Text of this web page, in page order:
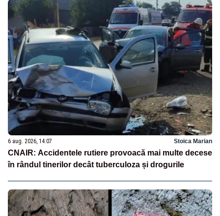
6 aug. 2026, 14:07 Stoica Marian
CNAIR: Accidentele rutiere provoacă mai multe decese
în rândul tinerilor decât tuberculoza și drogurile